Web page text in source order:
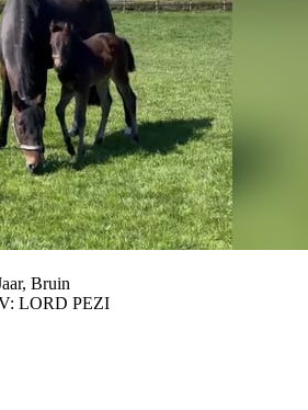
Bruin
LORD PEZI